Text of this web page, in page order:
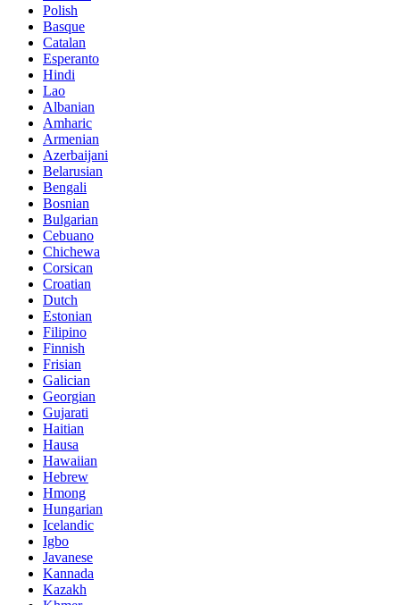
Polish
Basque
Catalan
Esperanto
Hindi
Lao
Albanian
Amharic
Armenian
Azerbaijani
Belarusian
Bengali
Bosnian
Bulgarian
Cebuano
Chichewa
Corsican
Croatian
Dutch
Estonian
Filipino
Finnish
Frisian
Galician
Georgian
Gujarati
Haitian
Hausa
Hawaiian
Hebrew
Hmong
Hungarian
Icelandic
Igbo
Javanese
Kannada
Kazakh